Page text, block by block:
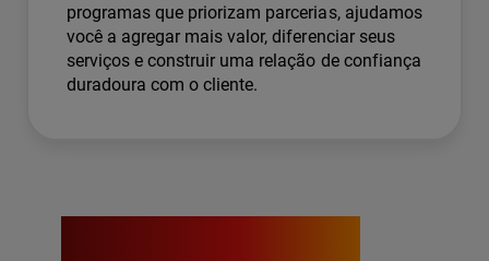
programas que priorizam parcerias, ajudamos
você a agregar mais valor, diferenciar seus
serviços e construir uma relação de confiança
duradoura com o cliente.